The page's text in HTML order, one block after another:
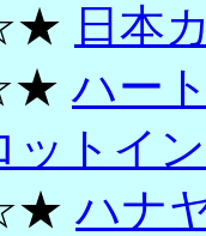
日本
ハー
ットイ
ハナ